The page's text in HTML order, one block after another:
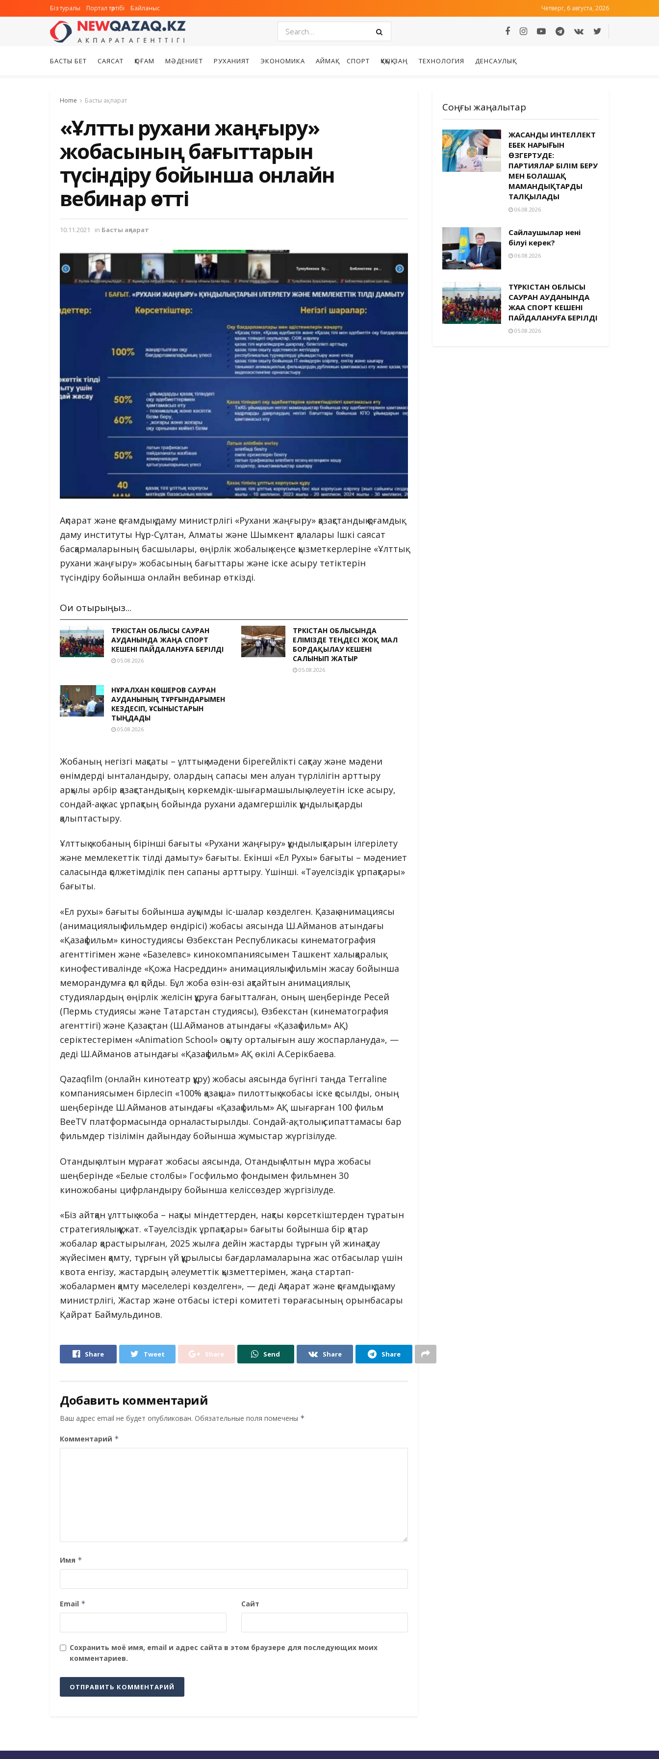
Біз туралы Портал тәртібі Байланыс Четверг, 6 августа, 2026
БАСТЫ БЕТ САЯСАТ ҚОҒАМ МӘДЕНИЕТ РУХАНИЯТ ЭКОНОМИКА АЙМАҚ СПОРТ ҚҰҚЫҚ-ЗАҢ ТЕХНОЛОГИЯ ДЕНСАУЛЫҚ
Home Басты ақпарат
«Ұлттық рухани жаңғыру»
жобасының бағыттарын
түсіндіру бойынша онлайн
вебинар өтті
10.11.2021 in Басты ақпарат
Ақпарат және қоғамдық даму министрлігі «Рухани жаңғыру» қазақстандық қоғамдық
даму институты Нұр-Сұлтан, Алматы және Шымкент қалалары Ішкі саясат
басқармаларының басшылары, өңірлік жобалық кеңсе қызметкерлеріне «Ұлттық
рухани жаңғыру» жобасының бағыттары жəне іске асыру тетіктерін
түсіндіру бойынша онлайн вебинар өткізді.
Оқи отырыңыз...
ТҮРКІСТАН ОБЛЫСЫ САУРАН
АУДАНЫНДА ЖАҢА СПОРТ
КЕШЕНІ ПАЙДАЛАНУҒА БЕРІЛДІ
05.08.2026
ТҮРКІСТАН ОБЛЫСЫНДА
ЕЛІМІЗДЕ ТЕҢДЕСІ ЖОҚ МАЛ
БОРДАҚЫЛАУ КЕШЕНІ
САЛЫНЫП ЖАТЫР
05.08.2026
НҰРАЛХАН КӨШЕРОВ САУРАН
АУДАНЫНЫҢ ТҰРҒЫНДАРЫМЕН
КЕЗДЕСІП, ҰСЫНЫСТАРЫН
ТЫҢДАДЫ
05.08.2026
Жобаның негізгі мақсаты – ұлттық мәдени бірегейлікті сақтау және мәдени
өнімдерді ынталандыру, олардың сапасы мен алуан түрлілігін арттыру
арқылы әрбір қазақстандықтың көркемдік-шығармашылық әлеуетін іске асыру,
сондай-ақ жас ұрпақтың бойында рухани адамгершілік құндылықтарды
қалыптастыру.
Ұлттық жобаның бірінші бағыты «Рухани жаңғыру» құндылықтарын ілгерілету
және мемлекеттік тілді дамыту» бағыты. Екінші «Ел Рухы» бағыты – мәдениет
саласында қолжетімділік пен сапаны арттыру. Үшінші. «Тәуелсіздік ұрпақтары»
бағыты.
«Ел рухы» бағыты бойынша ауқымды іс-шалар көзделген. Қазақ анимациясы
(анимациялық фильмдер өндірісі) жобасы аясында Ш.Айманов атындағы
«Қазақфильм» киностудиясы Өзбекстан Республикасы кинематография
агенттігімен және «Базелевс» кинокомпаниясымен Ташкент халықаралық
кинофестивалінде «Қожа Насреддин» анимациялық фильмін жасау бойынша
меморандумға қол қойды. Бұл жоба өзін-өзі ақтайтын анимациялық
студиялардың өңірлік желісін құруға бағытталған, оның шеңберінде Ресей
(Пермь студиясы және Татарстан студиясы), Өзбекстан (кинематография
агенттігі) және Қазақстан (Ш.Айманов атындағы «Қазақфильм» АҚ)
серіктестерімен «Animation School» оқыту орталығын ашу жоспарлануда», —
деді Ш.Айманов атындағы «Қазақфильм» АҚ өкілі А.Серікбаева.
Qazaqfilm (онлайн кинотеатр құру) жобасы аясында бүгінгі таңда Terraline
компаниясымен бірлесіп «100% қазақша» пилоттық жобасы іске қосылды, оның
шеңберінде Ш.Айманов атындағы «Қазақфильм» АҚ шығарған 100 фильм
BeeTV платформасында орналастырылды. Сондай-ақ, толық сипаттамасы бар
фильмдер тізілімін дайындау бойынша жұмыстар жүргізілуде.
Отандық алтын мұрағат жобасы аясында, Отандық Алтын мұра жобасы
шеңберінде «Белые столбы» Госфильмо фондымен фильмнен 30
киножобаны цифрландыру бойынша келіссөздер жүргізілуде.
«Біз айтқан ұлттық жоба – нақты міндеттерден, нақты көрсеткіштерден тұратын
стратегиялық құжат. «Тәуелсіздік ұрпақтары» бағыты бойынша бір қатар
жобалар қарастырылған, 2025 жылға дейін жастарды тұрғын үй жинақтау
жүйесімен қамту, тұрғын үй құрылысы бағдарламаларына жас отбасылар үшін
квота енгізу, жастардың әлеуметтік қызметтерімен, жаңа стартап-
жобалармен қамту мәселелері көзделген», — деді Ақпарат және қоғамдық даму
министрлігі, Жастар және отбасы істері комитеті төрағасының орынбасары
Қайрат Баймульдинов.
Share Tweet Share Send Share Share
Добавить комментарий
Ваш адрес email не будет опубликован. Обязательные поля помечены *
Комментарий *
Имя *
Email * Сайт
Сохранить моё имя, email и адрес сайта в этом браузере для последующих моих
комментариев.
Соңғы жаңалықтар
ЖАСАНДЫ ИНТЕЛЛЕКТ
ЕҢБЕК НАРЫҒЫН
ӨЗГЕРТУДЕ:
ПАРТИЯЛАР БІЛІМ БЕРУ
МЕН БОЛАШАҚ
МАМАНДЫҚТАРДЫ
ТАЛҚЫЛАДЫ
06.08.2026
Сайлаушылар нені
білуі керек?
06.08.2026
ТҮРКІСТАН ОБЛЫСЫ
САУРАН АУДАНЫНДА
ЖАҢА СПОРТ КЕШЕНІ
ПАЙДАЛАНУҒА БЕРІЛДІ
05.08.2026